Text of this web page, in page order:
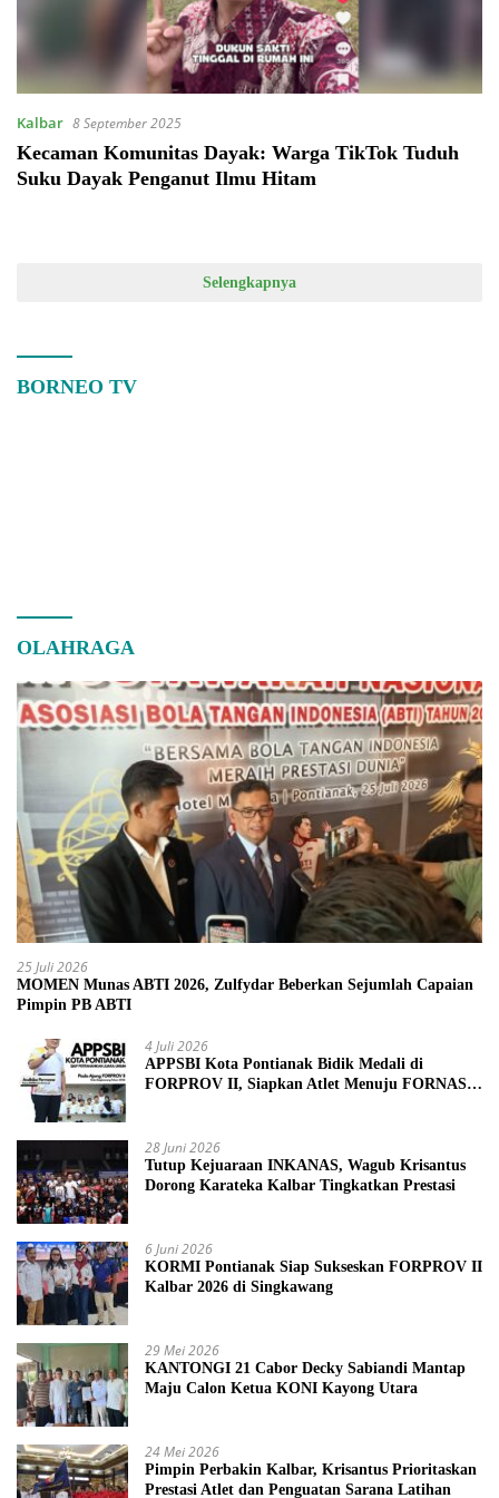
Kalbar 8 September 2025
Kecaman Komunitas Dayak: Warga TikTok Tuduh
Suku Dayak Penganut Ilmu Hitam
Selengkapnya
BORNEO TV
OLAHRAGA
25 Juli 2026
MOMEN Munas ABTI 2026, Zulfydar Beberkan Sejumlah Capaian
Pimpin PB ABTI
4 Juli 2026
APPSBI Kota Pontianak Bidik Medali di
FORPROV II, Siapkan Atlet Menuju FORNAS
28 Juni 2026
Tutup Kejuaraan INKANAS, Wagub Krisantus
Dorong Karateka Kalbar Tingkatkan Prestasi
6 Juni 2026
KORMI Pontianak Siap Sukseskan FORPROV II
Kalbar 2026 di Singkawang
29 Mei 2026
KANTONGI 21 Cabor Decky Sabiandi Mantap
Maju Calon Ketua KONI Kayong Utara
24 Mei 2026
Pimpin Perbakin Kalbar, Krisantus Prioritaskan
Prestasi Atlet dan Penguatan Sarana Latihan